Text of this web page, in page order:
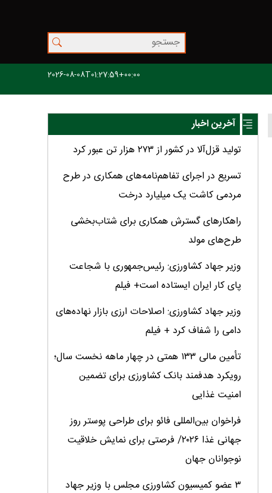
2026-08-08T01:27:59+00:00
آخرین اخبار
تولید قزل‌آلا در کشور از ۲۷۳ هزار تن عبور کرد
تسریع در اجرای تفاهم‌نامه‌های همکاری در طرح
مردمی کاشت یک میلیارد درخت
راهکارهای گسترش همکاری برای شتاب‌بخشی
طرح‌های مولد
وزیر جهاد کشاورزی: رئیس‌جمهوری با شجاعت
پای کار ایران ایستاده است+ فیلم
وزیر جهاد کشاورزی: اصلاحات ارزی بازار نهاده‌های
دامی را شفاف کرد + فیلم
تأمین مالی ۱۳۳ همتی در چهار ماهه نخست سال؛
رویکرد هدفمند بانک کشاورزی برای تضمین
امنیت غذایی
فراخوان بین‌المللی فائو برای طراحی پوستر روز
جهانی غذا ۲۰۲۶/ فرصتی برای نمایش خلاقیت
نوجوانان جهان
۳ عضو کمیسیون کشاورزی مجلس با وزیر جهاد